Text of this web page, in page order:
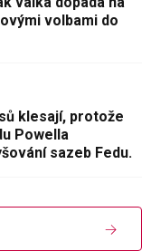
volbami do
klesají, protože
Powella
sazeb Fedu.